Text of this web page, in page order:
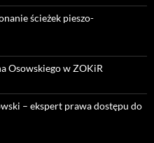
ścieżek pieszo-
Osowskiego w ZOKiR
– ekspert prawa dostępu do